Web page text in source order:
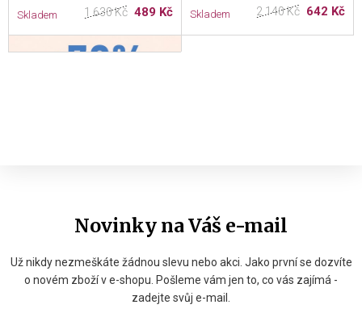
Skladem 1 630 Kč 489 Kč Skladem 2 140 Kč 642 Kč
Novinky na Váš e-mail
Už nikdy nezmeškáte žádnou slevu nebo akci. Jako první se dozvíte
o novém zboží v e-shopu. Pošleme vám jen to, co vás zajímá -
zadejte svůj e-mail.